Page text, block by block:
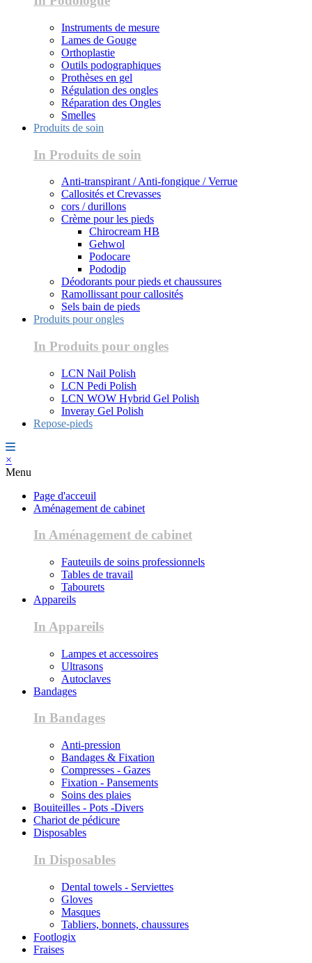
Instruments de mesure
Lames de Gouge
Orthoplastie
Outils podographiques
Prothèses en gel
Régulation des ongles
Réparation des Ongles
Smelles
Produits de soin
In Produits de soin
Anti-transpirant / Anti-fongique / Verrue
Callosités et Crevasses
cors / durillons
Crème pour les pieds
Chirocream HB
Gehwol
Podocare
Pododip
Déodorants pour pieds et chaussures
Ramollissant pour callosités
Sels bain de pieds
Produits pour ongles
In Produits pour ongles
LCN Nail Polish
LCN Pedi Polish
LCN WOW Hybrid Gel Polish
Inveray Gel Polish
Repose-pieds
×
Menu
Page d'acceuil
Aménagement de cabinet
In Aménagement de cabinet
Fauteuils de soins professionnels
Tables de travail
Tabourets
Appareils
In Appareils
Lampes et accessoires
Ultrasons
Autoclaves
Bandages
In Bandages
Anti-pression
Bandages & Fixation
Compresses - Gazes
Fixation - Pansements
Soins des plaies
Bouiteilles - Pots -Divers
Chariot de pédicure
Disposables
In Disposables
Dental towels - Serviettes
Gloves
Masques
Tabliers, bonnets, chaussures
Footlogix
Fraises